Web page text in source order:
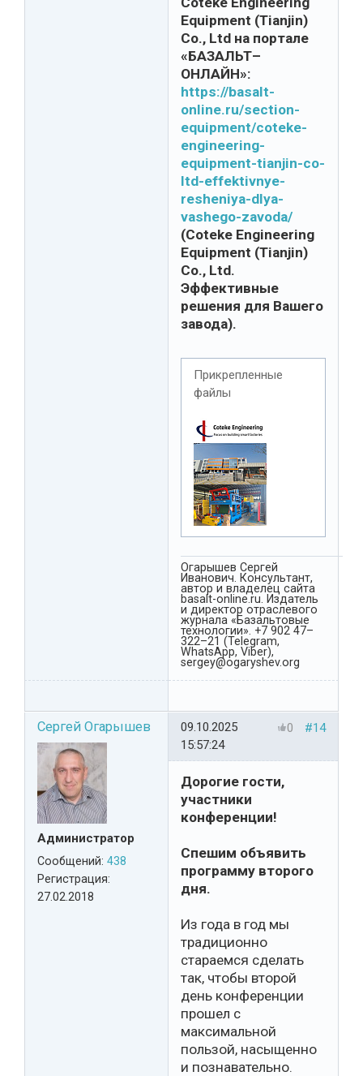
Equipment (Tianjin)
Co., Ltd на портале
«БАЗАЛЬТ–
ОНЛАЙН»:
https://basalt-
online.ru/section-
equipment/coteke-
engineering-
equipment-tianjin-co-
ltd-effektivnye-
resheniya-dlya-
vashego-zavoda/
(Coteke Engineering
Equipment (Tianjin)
Co., Ltd.
Эффективные
решения для Вашего
завода).
Прикрепленные
файлы
Огарышев Сергей
Иванович. Консультант,
автор и владелец сайта
basalt-online.ru. Издатель
и директор отраслевого
журнала «Базальтовые
технологии». +7 902 47–
322–21 (Telegram,
WhatsApp, Viber),
sergey@ogaryshev.org
Сергей Огарышев
Администратор
Сообщений: 438
Регистрация:
27.02.2018
#14
0
09.10.2025
15:57:24
Дорогие гости,
участники
конференции!
Спешим объявить
программу второго
дня.
Из года в год мы
традиционно
стараемся сделать
так, чтобы второй
день конференции
прошел с
максимальной
пользой, насыщенно
и познавательно.